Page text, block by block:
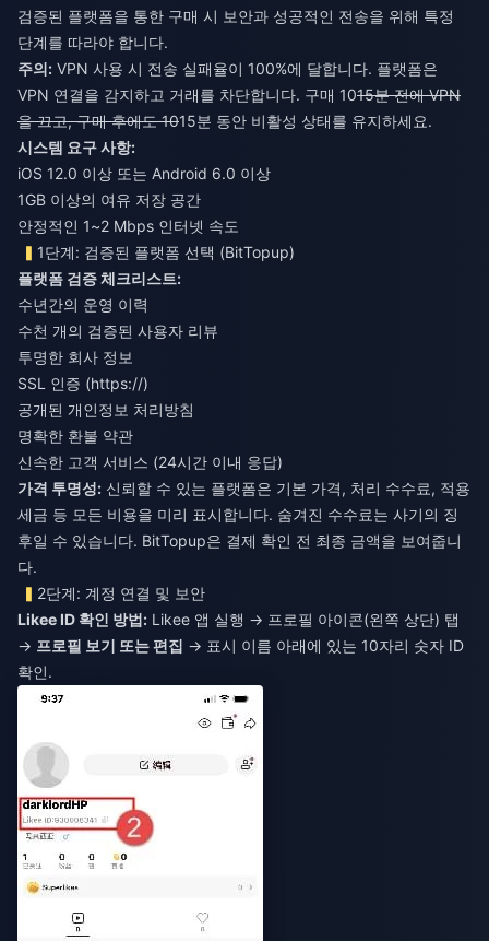
검증된 플랫폼을 통한 구매 시 보안과 성공적인 전송을 위해 특정
단계를 따라야 합니다.
주의: VPN 사용 시 전송 실패율이 100%에 달합니다. 플랫폼은
VPN 연결을 감지하고 거래를 차단합니다. 구매 1015분 전에 VPN
을 끄고, 구매 후에도 1015분 동안 비활성 상태를 유지하세요.
시스템 요구 사항:
iOS 12.0 이상 또는 Android 6.0 이상
1GB 이상의 여유 저장 공간
안정적인 1~2 Mbps 인터넷 속도
1단계: 검증된 플랫폼 선택 (BitTopup)
플랫폼 검증 체크리스트:
수년간의 운영 이력
수천 개의 검증된 사용자 리뷰
투명한 회사 정보
SSL 인증 (https://)
공개된 개인정보 처리방침
명확한 환불 약관
신속한 고객 서비스 (24시간 이내 응답)
가격 투명성: 신뢰할 수 있는 플랫폼은 기본 가격, 처리 수수료, 적용
세금 등 모든 비용을 미리 표시합니다. 숨겨진 수수료는 사기의 징
후일 수 있습니다. BitTopup은 결제 확인 전 최종 금액을 보여줍니
다.
2단계: 계정 연결 및 보안
Likee ID 확인 방법: Likee 앱 실행 → 프로필 아이콘(왼쪽 상단) 탭
→ 프로필 보기 또는 편집 → 표시 이름 아래에 있는 10자리 숫자 ID
확인.